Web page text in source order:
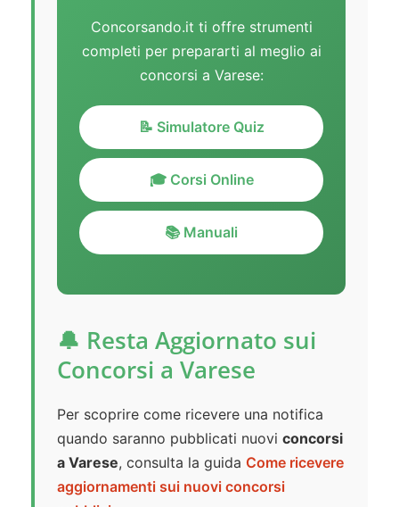
Concorsando.it ti offre strumenti
completi per prepararti al meglio ai
concorsi a Varese:
📝 Simulatore Quiz
🎓 Corsi Online
📚 Manuali
🔔 Resta Aggiornato sui
Concorsi a Varese
Per scoprire come ricevere una notifica
quando saranno pubblicati nuovi concorsi
a Varese, consulta la guida Come ricevere
aggiornamenti sui nuovi concorsi